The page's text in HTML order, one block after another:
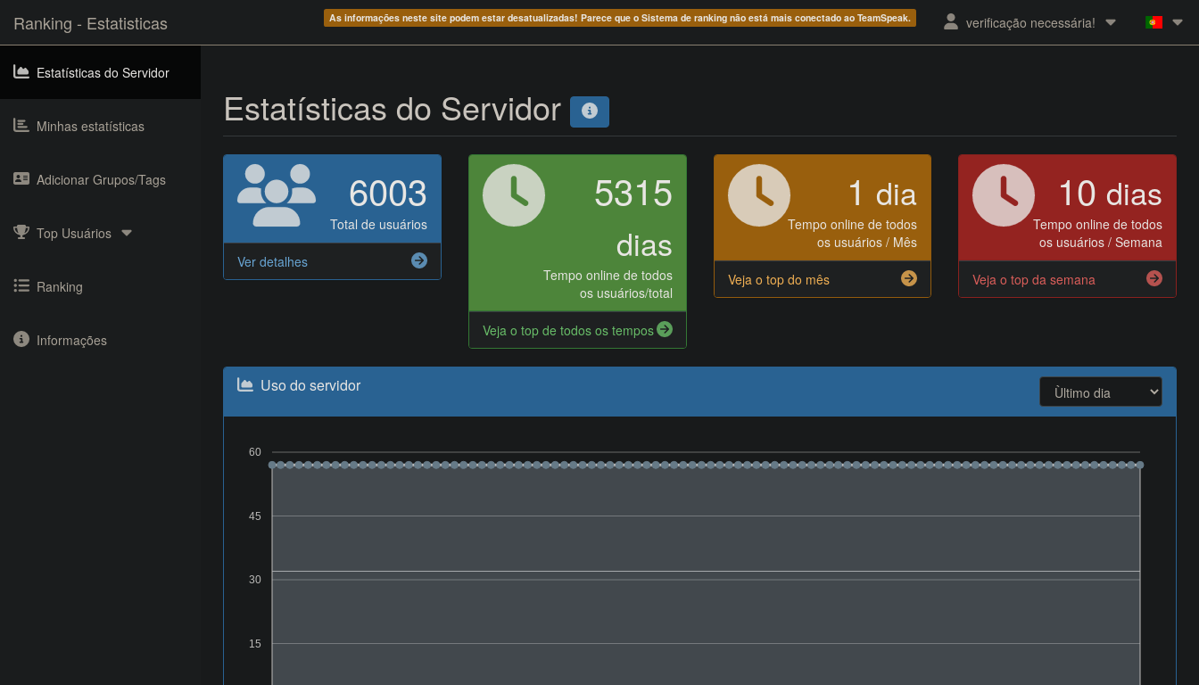
Ranking - Estatisticas As informações neste site podem estar desatualizadas! Parece que o Sistema de ranking não está mais conectado ao TeamSpeak. verificação necessária!
Estatísticas do Servidor
Minhas estatísticas
Adicionar Grupos/Tags
Top Usuários
Ranking
Informações
Estatísticas do Servidor
6003
Total de usuários
Ver detalhes
5315
dias
Tempo online de todos
os usuários/total
Veja o top de todos os tempos
1 dia
Tempo online de todos
os usuários / Mês
Veja o top do mês
10 dias
Tempo online de todos
os usuários / Semana
Veja o top da semana
Uso do servidor
15
30
45
60